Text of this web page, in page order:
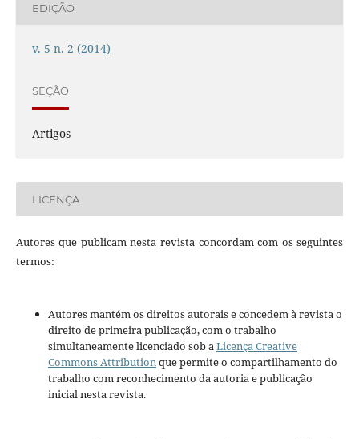
EDIÇÃO
v. 5 n. 2 (2014)
SEÇÃO
Artigos
LICENÇA
Autores que publicam nesta revista concordam com os seguintes
termos:
Autores mantém os direitos autorais e concedem à revista o
direito de primeira publicação, com o trabalho
simultaneamente licenciado sob aLicença Creative
Commons Attributionque permite o compartilhamento do
trabalho com reconhecimento da autoria e publicação
inicial nesta revista.